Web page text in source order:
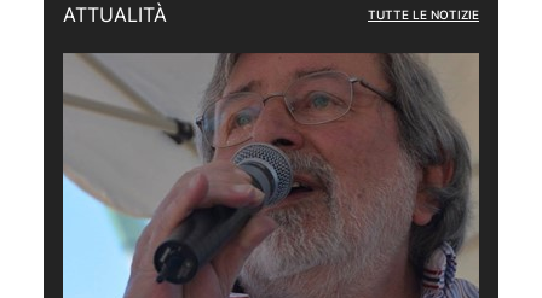
ATTUALITÀ TUTTE LE NOTIZIE